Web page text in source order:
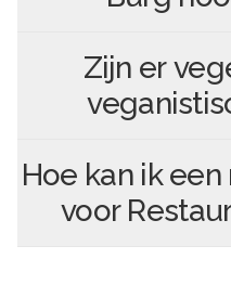
Zijn er
Hoe kan ik
voor